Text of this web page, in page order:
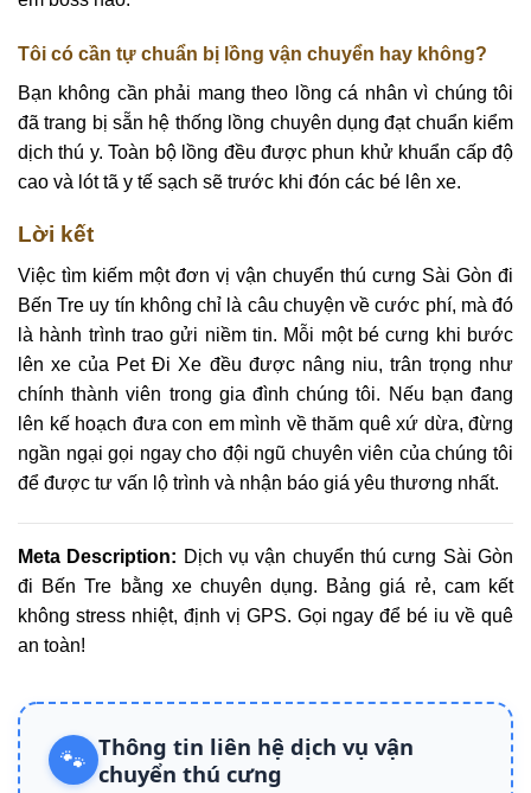
Tôi có cần tự chuẩn bị lồng vận chuyển hay không?
Bạn không cần phải mang theo lồng cá nhân vì chúng tôi
đã trang bị sẵn hệ thống lồng chuyên dụng đạt chuẩn kiểm
dịch thú y. Toàn bộ lồng đều được phun khử khuẩn cấp độ
cao và lót tã y tế sạch sẽ trước khi đón các bé lên xe.
Lời kết
Việc tìm kiếm một đơn vị vận chuyển thú cưng Sài Gòn đi
Bến Tre uy tín không chỉ là câu chuyện về cước phí, mà đó
là hành trình trao gửi niềm tin. Mỗi một bé cưng khi bước
lên xe của Pet Đi Xe đều được nâng niu, trân trọng như
chính thành viên trong gia đình chúng tôi. Nếu bạn đang
lên kế hoạch đưa con em mình về thăm quê xứ dừa, đừng
ngần ngại gọi ngay cho đội ngũ chuyên viên của chúng tôi
để được tư vấn lộ trình và nhận báo giá yêu thương nhất.
Meta Description: Dịch vụ vận chuyển thú cưng Sài Gòn
đi Bến Tre bằng xe chuyên dụng. Bảng giá rẻ, cam kết
không stress nhiệt, định vị GPS. Gọi ngay để bé iu về quê
an toàn!
🐾 Thông tin liên hệ dịch vụ vận
chuyển thú cưng